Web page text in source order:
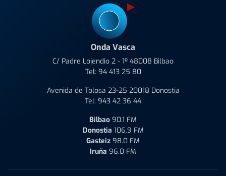
Onda Vasca
C/ Padre Lojendio 2 - 1º 48008 Bilbao
Tel: 94 413 25 80
Avenida de Tolosa 23-25 20018 Donostia
Tel: 943 42 36 44
Bilbao 90.1 FM
Donostia 106.9 FM
Gasteiz 98.0 FM
Iruña 96.0 FM